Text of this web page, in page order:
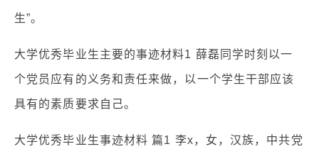
生”。
大学优秀毕业生主要的事迹材料1 薛磊同学时刻以一
个党员应有的义务和责任来做，以一个学生干部应该
具有的素质要求自己。
大学优秀毕业生事迹材料 篇1 李x，女，汉族，中共党